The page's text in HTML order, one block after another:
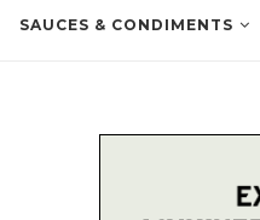
SAUCES & CONDIMENTS